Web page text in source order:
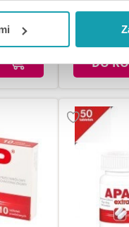
się to jednakDO